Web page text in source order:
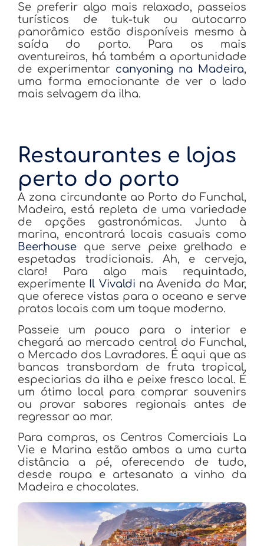
Se preferir algo mais relaxado, passeios
turísticos de tuk-tuk ou autocarro
panorâmico estão disponíveis mesmo à
saída do porto. Para os mais
aventureiros, há também a oportunidade
de experimentar canyoning na Madeira,
uma forma emocionante de ver o lado
mais selvagem da ilha.
Restaurantes e lojas
perto do porto
A zona circundante ao Porto do Funchal,
Madeira, está repleta de uma variedade
de opções gastronómicas. Junto à
marina, encontrará locais casuais como
Beerhouse que serve peixe grelhado e
espetadas tradicionais. Ah, e cerveja,
claro! Para algo mais requintado,
experimente Il Vivaldi na Avenida do Mar,
que oferece vistas para o oceano e serve
pratos locais com um toque moderno.
Passeie um pouco para o interior e
chegará ao mercado central do Funchal,
o Mercado dos Lavradores. É aqui que as
bancas transbordam de fruta tropical,
especiarias da ilha e peixe fresco local. É
um ótimo local para comprar souvenirs
ou provar sabores regionais antes de
regressar ao mar.
Para compras, os Centros Comerciais La
Vie e Marina estão ambos a uma curta
distância a pé, oferecendo de tudo,
desde roupa e artesanato a vinho da
Madeira e chocolates.